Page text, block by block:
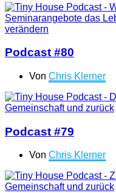
Podcast #80
Von Chris Klerner
Podcast #79
Von Chris Klerner